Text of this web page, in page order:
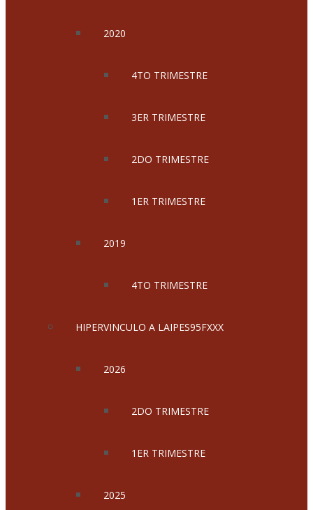
2020
4TO TRIMESTRE
3ER TRIMESTRE
2DO TRIMESTRE
1ER TRIMESTRE
2019
4TO TRIMESTRE
HIPERVINCULO A LAIPES95FXXX
2026
2DO TRIMESTRE
1ER TRIMESTRE
2025